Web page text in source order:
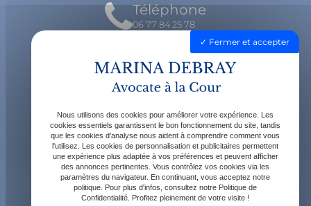
Téléphone
06 77 84 25 78
Email
contact@avocatdebray.fr
Horaires
Lundi - Vendredi : 9h - 19h
Fermer et accepter
Nous utilisons des cookies pour améliorer votre expérience. Les
cookies essentiels garantissent le bon fonctionnement du site, tandis
que les cookies d'analyse nous aident à comprendre comment vous
l'utilisez. Les cookies de personnalisation et publicitaires permettent
une expérience plus adaptée à vos préférences et peuvent afficher
des annonces pertinentes. Vous contrôlez vos cookies via les
paramètres du navigateur. En continuant, vous acceptez notre
politique. Pour plus d'infos, consultez notre Politique de
Confidentialité. Profitez pleinement de votre visite !